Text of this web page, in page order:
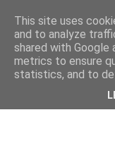
This site uses
and to analyze
shared with Google
metrics to ensure
statistics, and to